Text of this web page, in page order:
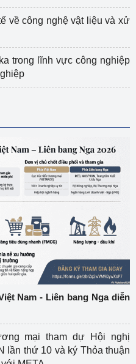
về công nghệ vật liệu và xử
trong lĩnh vực công nghiệp
Nam - Liên bang Nga diễn
mại tham dự Hội nghị
lần thứ 10 và ký Thỏa thuận